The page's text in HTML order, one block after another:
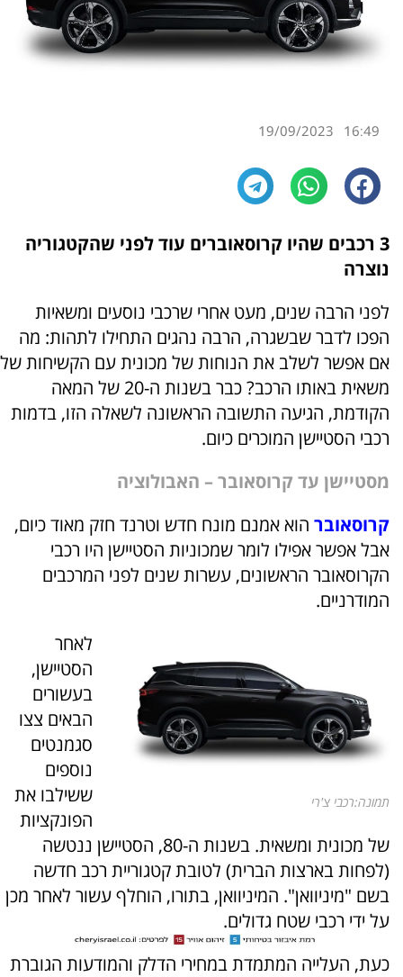
16:49
19/09/2023
3 רכבים שהיו קרוסאוברים עוד לפני שהקטגוריה
נוצרה
לפני הרבה שנים, מעט אחרי שרכבי נוסעים ומשאיות
הפכו לדבר שבשגרה, הרבה נהגים התחילו לתהות: מה
אם אפשר לשלב את הנוחות של מכונית עם הקשיחות של
משאית באותו הרכב? כבר בשנות ה-20 של המאה
הקודמת, הגיעה התשובה הראשונה לשאלה הזו, בדמות
רכבי הסטיישן המוכרים כיום.
מסטיישן עד קרוסאובר – האבולוציה
קרוסאובר הוא אמנם מונח חדש וטרנד חזק מאוד כיום,
אבל אפשר אפילו לומר שמכוניות הסטיישן היו רכבי
הקרוסאובר הראשונים, עשרות שנים לפני המרכבים
המודרניים.
תמונה:רכבי צ'רי
לאחר
הסטיישן,
בעשורים
הבאים צצו
סגמנטים
נוספים
ששילבו את
הפונקציות
של מכונית ומשאית. בשנות ה-80, הסטיישן ננטשה
(לפחות בארצות הברית) לטובת קטגוריית רכב חדשה
בשם "מיניוואן". המיניוואן, בתורו, הוחלף עשור לאחר מכן
על ידי רכבי שטח גדולים.
כעת, העלייה המתמדת במחירי הדלק והמודעות הגוברת